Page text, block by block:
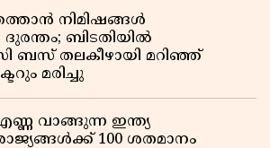
നിമിഷങ്ങൾ
ബിടതിയിൽ
ബസ് തലകീഴായി മറിഞ്ഞ്
മരിച്ചു
വാങ്ങുന്ന ഇന്ത്യ
100 ശതമാനം